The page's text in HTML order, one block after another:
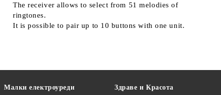
The receiver allows to select from 51 melodies of
ringtones.
It is possible to pair up to 10 buttons with one unit.
Малки електроуреди Здраве и Красота